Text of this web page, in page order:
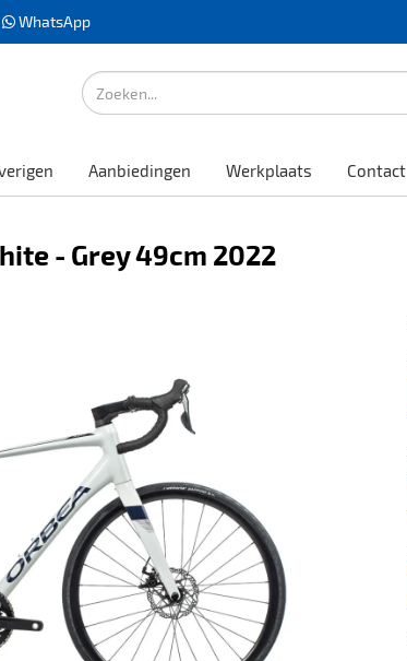
WhatsApp
Aanbiedingen Werkplaats Contact
- Grey 49cm 2022